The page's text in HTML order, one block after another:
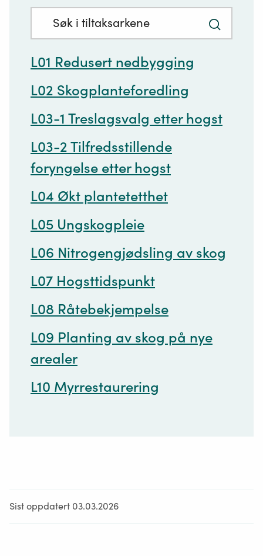
Søkefelt
Trykk
L01 Redusert nedbygging
L02 Skogplanteforedling
L03-1 Treslagsvalg etter hogst
L03-2 Tilfredsstillende
foryngelse etter hogst
L04 Økt plantetetthet
L05 Ungskogpleie
L06 Nitrogengjødsling av skog
L07 Hogsttidspunkt
L08 Råtebekjempelse
L09 Planting av skog på nye
arealer
L10 Myrrestaurering
Sist oppdatert 03.03.2026